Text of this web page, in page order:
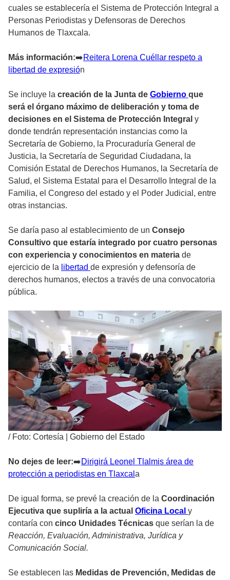
cuales se establecería el Sistema de Protección Integral a
Personas Periodistas y Defensoras de Derechos
Humanos de Tlaxcala.
Más información:➡️Reitera Lorena Cuéllar respeto a
libertad de expresión
Se incluye la creación de la Junta de Gobierno que
será el órgano máximo de deliberación y toma de
decisiones en el Sistema de Protección Integral y
donde tendrán representación instancias como la
Secretaría de Gobierno, la Procuraduría General de
Justicia, la Secretaría de Seguridad Ciudadana, la
Comisión Estatal de Derechos Humanos, la Secretaría de
Salud, el Sistema Estatal para el Desarrollo Integral de la
Familia, el Congreso del estado y el Poder Judicial, entre
otras instancias.
Se daría paso al establecimiento de un Consejo
Consultivo que estaría integrado por cuatro personas
con experiencia y conocimientos en materia de
ejercicio de la libertad de expresión y defensoría de
derechos humanos, electos a través de una convocatoria
pública.
/ Foto: Cortesía | Gobierno del Estado
No dejes de leer:➡️Dirigirá Leonel Tlalmis área de
protección a periodistas en Tlaxcal a
De igual forma, se prevé la creación de la Coordinación
Ejecutiva que supliría a la actual Oficina Local y
contaría con cinco Unidades Técnicas que serían la de
Reacción, Evaluación, Administrativa, Jurídica y
Comunicación Social.
Se establecen las Medidas de Prevención, Medidas de